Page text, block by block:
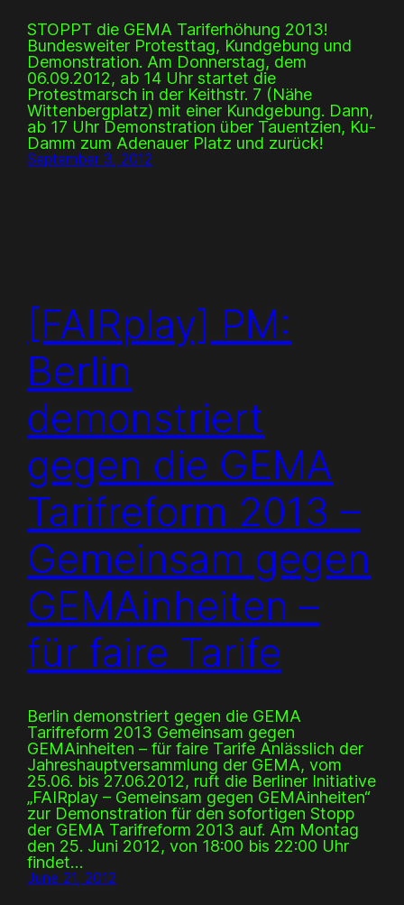
STOPPT die GEMA Tariferhöhung 2013!
Bundesweiter Protesttag, Kundgebung und
Demonstration. Am Donnerstag, dem
06.09.2012, ab 14 Uhr startet die
Protestmarsch in der Keithstr. 7 (Nähe
Wittenbergplatz) mit einer Kundgebung. Dann,
ab 17 Uhr Demonstration über Tauentzien, Ku-
Damm zum Adenauer Platz und zurück!
September 3, 2012
[FAIRplay] PM:
Berlin
demonstriert
gegen die GEMA
Tarifreform 2013 –
Gemeinsam gegen
GEMAinheiten –
für faire Tarife
Berlin demonstriert gegen die GEMA
Tarifreform 2013 Gemeinsam gegen
GEMAinheiten – für faire Tarife Anlässlich der
Jahreshauptversammlung der GEMA, vom
25.06. bis 27.06.2012, ruft die Berliner Initiative
„FAIRplay – Gemeinsam gegen GEMAinheiten“
zur Demonstration für den sofortigen Stopp
der GEMA Tarifreform 2013 auf. Am Montag
den 25. Juni 2012, von 18:00 bis 22:00 Uhr
findet…
June 21, 2012